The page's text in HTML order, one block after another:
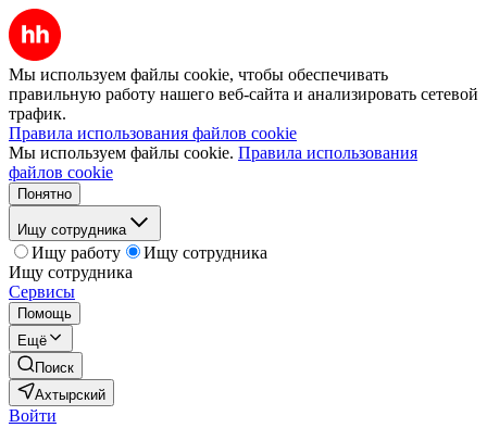
Мы используем файлы cookie, чтобы обеспечивать
правильную работу нашего веб-сайта и анализировать сетевой
трафик.
Правила использования файлов cookie
Мы используем файлы cookie. Правила использования
файлов cookie
Понятно
Ищу сотрудника
Ищу работу
Ищу сотрудника
Ищу сотрудника
Сервисы
Помощь
Ещё
Поиск
Ахтырский
Войти